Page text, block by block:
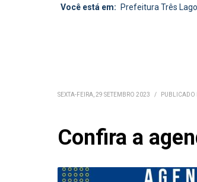
Você está em: Prefeitura Três
SEXTA-FEIRA, 29 SETEMBRO 2023 / PUBLICADO
Confira a